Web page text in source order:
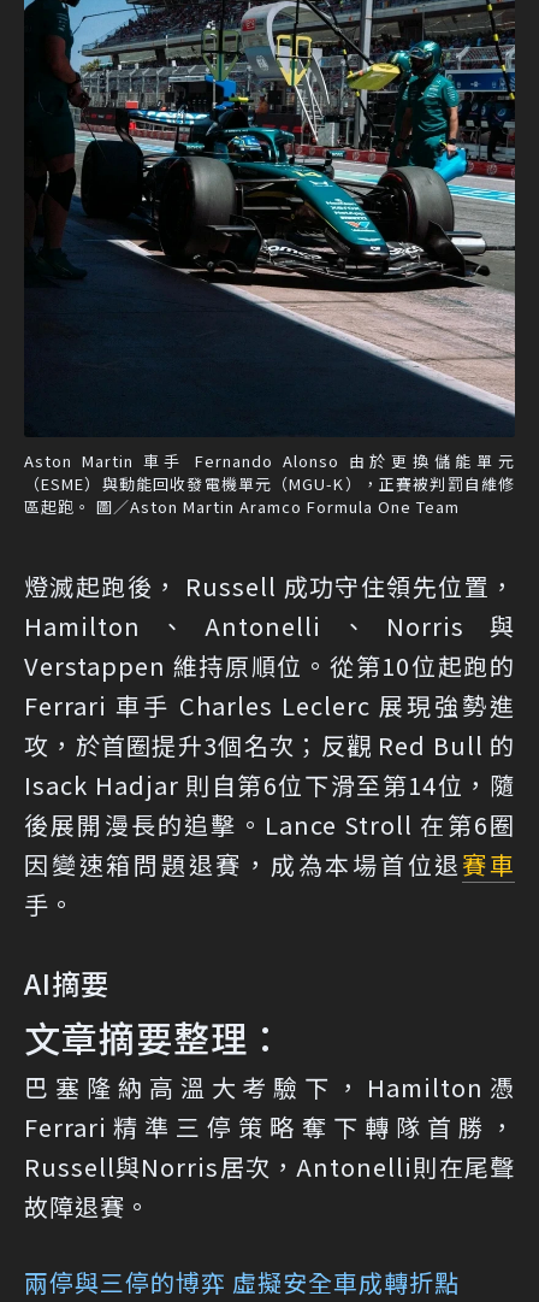
Aston Martin 車手 Fernando Alonso 由於更換儲能單元
（ESME）與動能回收發電機單元（MGU-K），正賽被判罰自維修
區起跑。 圖／Aston Martin Aramco Formula One Team
燈滅起跑後， Russell 成功守住領先位置，
Hamilton、Antonelli、Norris 與
Verstappen 維持原順位。從第10位起跑的
Ferrari 車手 Charles Leclerc 展現強勢進
攻，於首圈提升3個名次；反觀 Red Bull 的
Isack Hadjar 則自第6位下滑至第14位，隨
後展開漫長的追擊。Lance Stroll 在第6圈
因變速箱問題退賽，成為本場首位退賽車
手。
AI摘要
文章摘要整理：
巴塞隆納高溫大考驗下，Hamilton憑
Ferrari精準三停策略奪下轉隊首勝，
Russell與Norris居次，Antonelli則在尾聲
故障退賽。
兩停與三停的博弈 虛擬安全車成轉折點